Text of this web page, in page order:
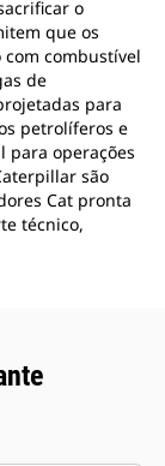
o
que os
combustível
de
para
petrolíferos e
para operações
são
Cat pronta
técnico,